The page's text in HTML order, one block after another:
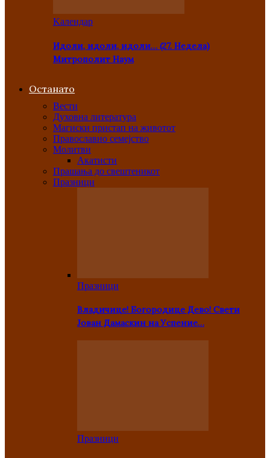
Kалендар
Идоли, идоли, идоли… (27. Недела)
Митрополит Наум
Останато
Вести
Духовна литература
Магиски пристап на животот
Православно семејство
Молитви
Акатисти
Прашања до свештеникот
Празници
Празници
Владичице! Богородице Дево! Свети
Јован Дамаскин на Успение…
Празници